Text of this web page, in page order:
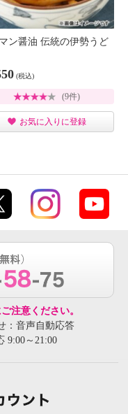
ン醤油 伝統の伊勢うど
(税込)
(9件)
お気に入りに登録
注意ください。
：音声自動応答
9:00～21:00